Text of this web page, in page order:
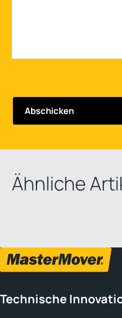
Ähnliche
Technische